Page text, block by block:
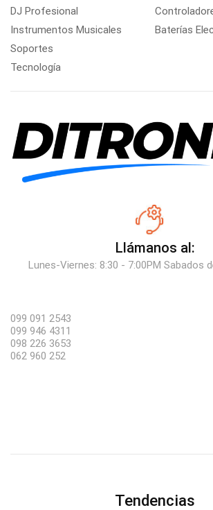
DJ Profesional
Instrumentos Musicales
Soportes
Tecnología
Baterías
Llámanos al:
Lunes-Viernes: 8:30 - 7:00PM Sabados
099 091 2543
099 946 4311
098 226 3653
062 960 252
Tendencias